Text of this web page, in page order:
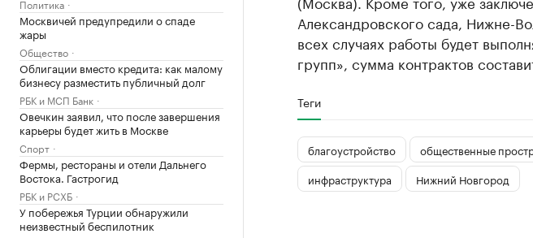
Политика
Москвичей предупредили о спаде
жары
Общество
Облигации вместо кредита: как малому
бизнесу разместить публичный долг
РБК и МСП Банк
Овечкин заявил, что после завершения
карьеры будет жить в Москве
Спорт
Фермы, рестораны и отели Дальнего
Востока. Гастрогид
РБК и РСХБ
У побережья Турции обнаружили
неизвестный беспилотник
Александровского сада, Нижне-
всех случаях работы будет
групп», сумма контрактов
Теги
благоустройство общественные
инфраструктура
Нижний Новгород